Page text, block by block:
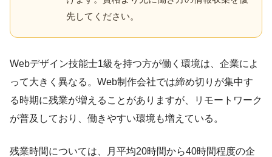
先してください。
Webデザイン技能士1級を持つ方が働く環境は、企業によ
って大きく異なる。Web制作会社では締め切りが集中す
る時期に残業が増えることがありますが、リモートワーク
が普及しており、働きやすい環境も増えている。
残業時間については、月平均20時間から40時間程度の企